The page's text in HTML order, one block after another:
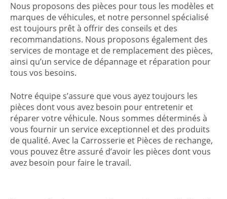
Nous proposons des pièces pour tous les modèles et
marques de véhicules, et notre personnel spécialisé
est toujours prêt à offrir des conseils et des
recommandations. Nous proposons également des
services de montage et de remplacement des pièces,
ainsi qu’un service de dépannage et réparation pour
tous vos besoins.
Notre équipe s’assure que vous ayez toujours les
pièces dont vous avez besoin pour entretenir et
réparer votre véhicule. Nous sommes déterminés à
vous fournir un service exceptionnel et des produits
de qualité. Avec la Carrosserie et Pièces de rechange,
vous pouvez être assuré d’avoir les pièces dont vous
avez besoin pour faire le travail.